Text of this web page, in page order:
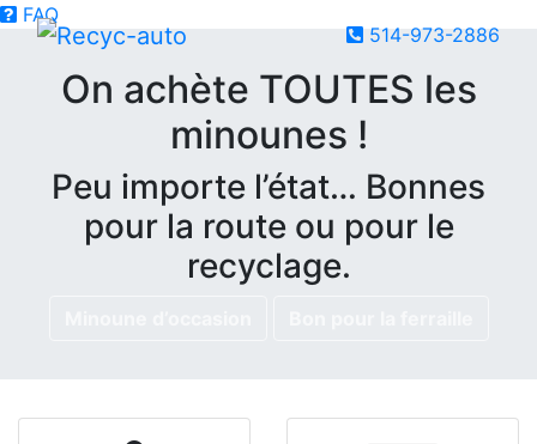
514-973-2886
FAQ
On achète TOUTES les
minounes !
Peu importe l’état… Bonnes
pour la route ou pour le
recyclage.